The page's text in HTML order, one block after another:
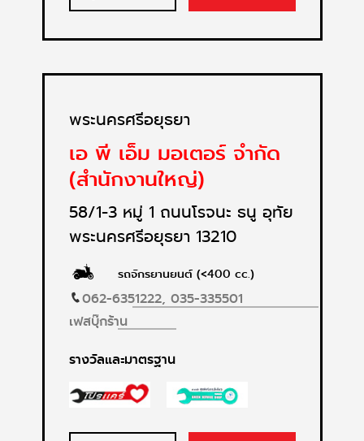
พระนครศรีอยุธยา
เอ พี เอ็ม มอเตอร์ จำกัด
(สำนักงานใหญ่)
58/1-3 หมู่ 1 ถนนโรจนะ ธนู อุทัย
พระนครศรีอยุธยา 13210
รถจักรยานยนต์ (<400 cc.)
062-6351222, 035-335501
เฟสบุ๊กร้าน
รางวัลและมาตรฐาน